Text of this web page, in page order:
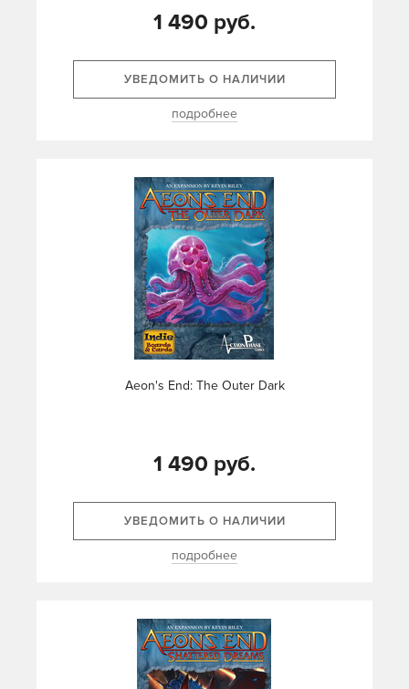
1 490 руб.
УВЕДОМИТЬ О НАЛИЧИИ
подробнее
Aeon's End: The Outer Dark
1 490 руб.
УВЕДОМИТЬ О НАЛИЧИИ
подробнее